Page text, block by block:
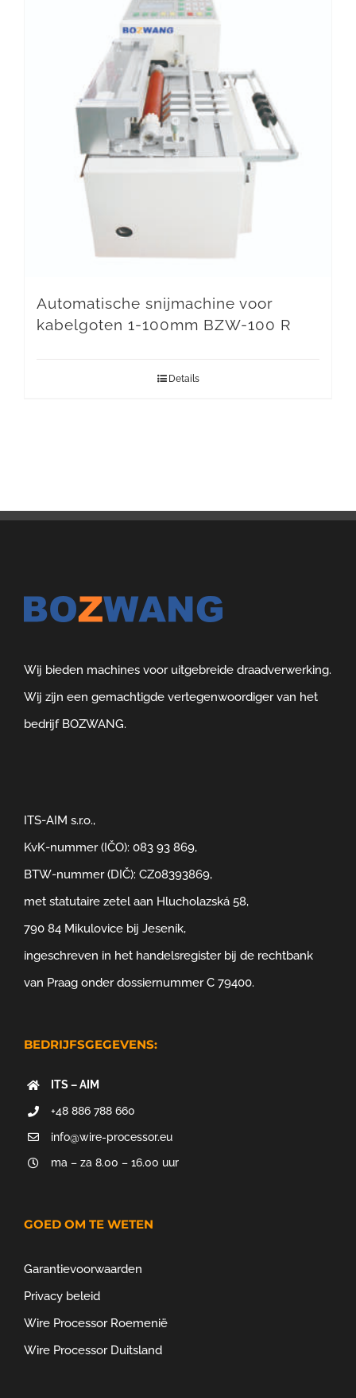
Automatische snijmachine voor
kabelgoten 1-100mm BZW-100 R
Details
Wij bieden machines voor uitgebreide draadverwerking.
Wij zijn een gemachtigde vertegenwoordiger van het
bedrijf BOZWANG.
ITS-AIM s.r.o.,
KvK-nummer (IČO): 083 93 869,
BTW-nummer (DIČ): CZ08393869,
met statutaire zetel aan Hlucholazská 58,
790 84 Mikulovice bij Jeseník,
ingeschreven in het handelsregister bij de rechtbank
van Praag onder dossiernummer C 79400.
BEDRIJFSGEGEVENS:
ITS – AIM
+48 886 788 660
info@wire-processor.eu
ma – za 8.00 – 16.00 uur
GOED OM TE WETEN
Garantievoorwaarden
Privacy beleid
Wire Processor Roemenië
Wire Processor Duitsland